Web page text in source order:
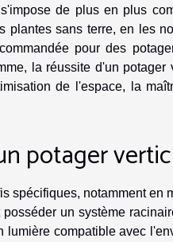
de plus en plus
sans terre, en les
pour des
la réussite d'un
de l'espace, la
potager
spécifiques, notamment en
un système
compatible avec